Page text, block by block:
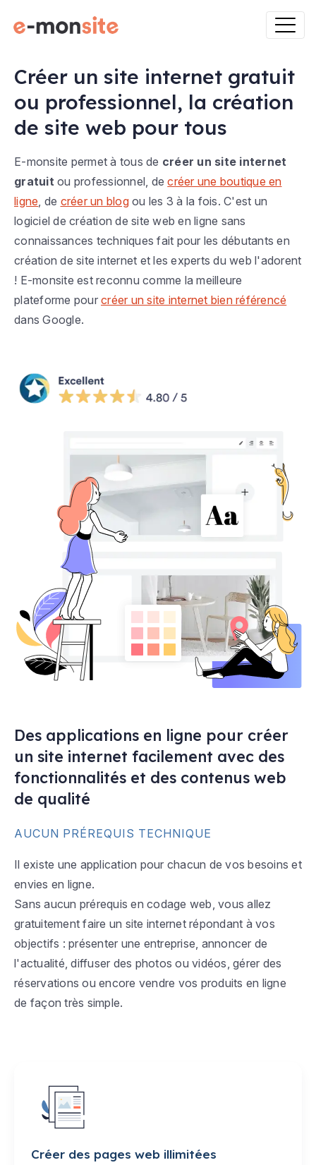
Créer un site internet gratuit
ou professionnel, la création
de site web pour tous
E-monsite permet à tous de créer un site internet
gratuit ou professionnel, decréer une boutique en
ligne , de créer un blogou les 3 à la fois. C'est un
logiciel de création de site web en ligne sans
connaissances techniques fait pour les débutants en
création de site internet et les experts du web l'adorent
! E-monsite est reconnu comme la meilleure
plateforme pour créer un site internet bien référencé
dans Google.
Des applications en ligne pour créer
un site internet facilement avec des
fonctionnalités et des contenus web
de qualité
AUCUN PRÉREQUIS TECHNIQUE
Il existe une application pour chacun de vos besoins et
envies en ligne.
Sans aucun prérequis en codage web, vous allez
gratuitement faire un site internet répondant à vos
objectifs : présenter une entreprise, annoncer de
l'actualité, diffuser des photos ou vidéos, gérer des
réservations ou encore vendre vos produits en ligne
de façon très simple.
Créer des pages web illimitées